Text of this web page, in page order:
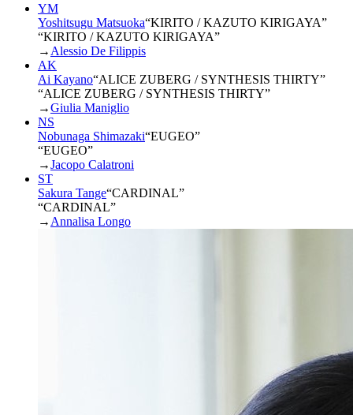
YM
Yoshitsugu Matsuoka“KIRITO / KAZUTO KIRIGAYA”
“KIRITO / KAZUTO KIRIGAYA”
→ Alessio De Filippis
AK
Ai Kayano“ALICE ZUBERG / SYNTHESIS THIRTY”
“ALICE ZUBERG / SYNTHESIS THIRTY”
→Giulia Maniglio
NS
Nobunaga Shimazaki“EUGEO”
“EUGEO”
→Jacopo Calatroni
ST
Sakura Tange“CARDINAL”
“CARDINAL”
→ Annalisa Longo